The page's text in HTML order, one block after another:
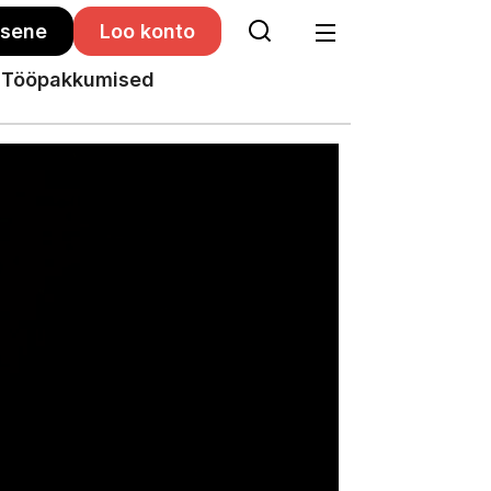
Loo konto
Tööpakkumised